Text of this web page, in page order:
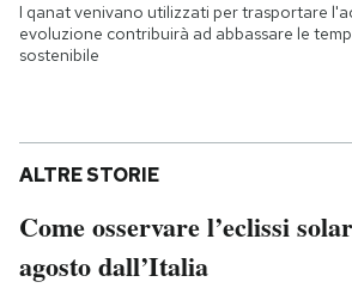
I qanat venivano utilizzati per trasportare
evoluzione contribuirà ad abbassare le
sostenibile
ALTRE STORIE
Come osservare l’eclissi
agosto dall’Italia